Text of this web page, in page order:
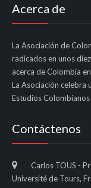
Acerca de
La Asociación de
radicados en unos
acerca de Colombia
La Asociación celebra
Estudios Colombianos
Contáctenos
Carlos TOUS -
Université de Tours,